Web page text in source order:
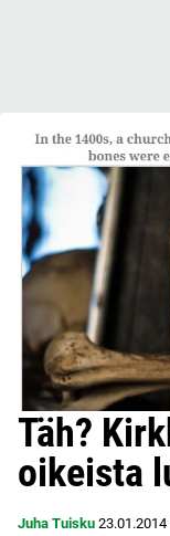
Täh?
oikeista
Juha Tuisku 23.01.2014